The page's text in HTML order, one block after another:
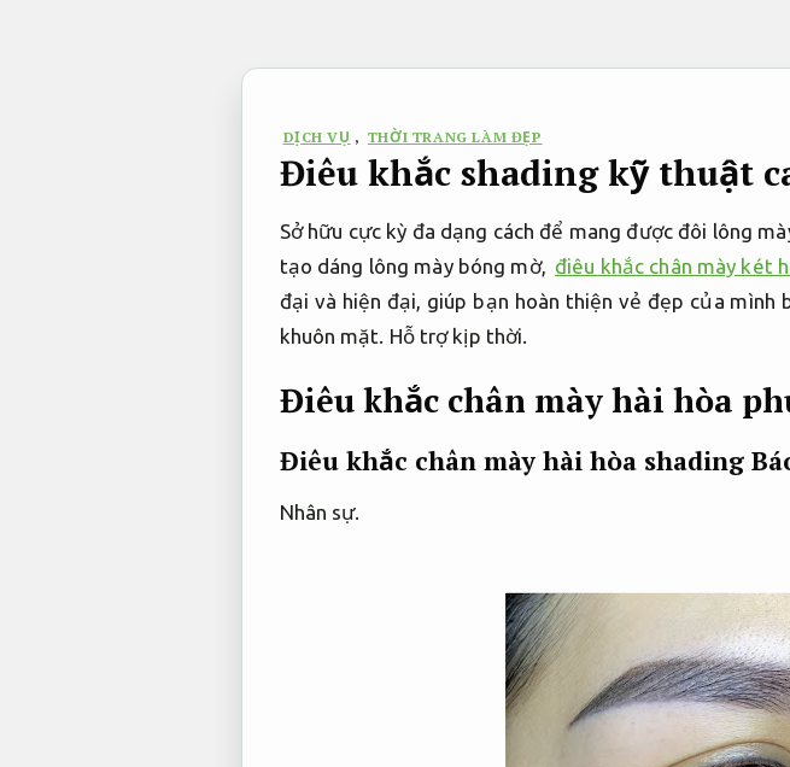
DỊCH VỤ , THỜI TRANG LÀM ĐẸP
Điêu khắc shading kỹ thuật
Sở hữu cực kỳ đa dạng cách để mang được đôi lông
tạo dáng lông mày bóng mờ, điêu khắc chân mày két
đại và hiện đại, giúp bạn hoàn thiện vẻ đẹp của mình
khuôn mặt. Hỗ trợ kịp thời.
Điêu khắc chân mày hài hòa
Điêu khắc chân mày hài hòa shading
Nhân sự.